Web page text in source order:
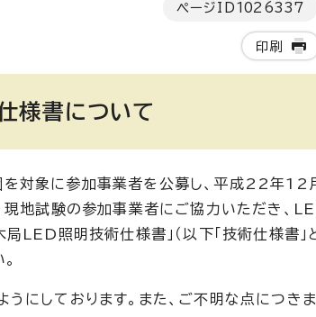
ページID 1026337
印刷
様書について
を対象に参加事業者を公募し、平成22年
地試験の参加事業者にご協力いただき、
LED照明技術仕様書」（以下「技術仕様書」
にしております。また、ご不明な点につき